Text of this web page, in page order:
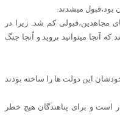
میشدند.
مجاهدین،قبولی کم شد. زیرا در
که آنجا میتوانید بروید و اًنجا جنگ
این دولت ها را ساخته بودند
است و برای پناهندگان هیچ خطر